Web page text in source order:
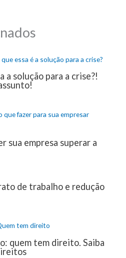
solução para a crise?!
sua empresa superar a
de trabalho e redução
quem tem direito. Saiba